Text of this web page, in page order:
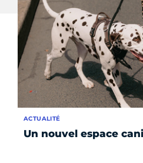
Un nouvel espace
ACTUALITÉ